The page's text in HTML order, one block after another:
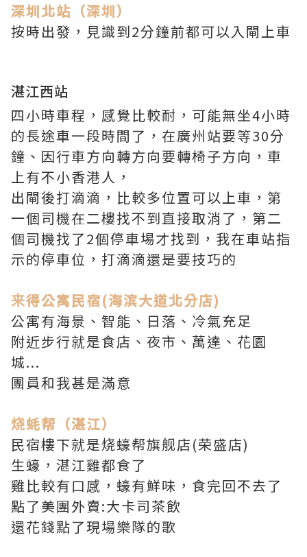
深圳北站（深圳）
按時出發，見識到2分鐘前都可以入閘上車
湛江西站
四小時車程，感覺比較耐，可能無坐4小時
的長途車一段時間了，在廣州站要等30分
鐘、因行車方向轉方向要轉椅子方向，車
上有不小香港人，
出閘後打滴滴，比較多位置可以上車，第
一個司機在二樓找不到直接取消了，第二
個司機找了2個停車埸才找到，我在車站指
示的停車位，打滴滴還是要技巧的
来得公寓民宿(海滨大道北分店)
公寓有海景、智能、日落、冷氣充足
附近步行就是食店、夜市、萬達、花園
城...
團員和我甚是滿意
烧蚝帮（湛江）
民宿樓下就是烧蠔帮旗舰店(荣盛店)
生蠔，湛江雞都食了
雞比較有口感，蠔有鮮味，食完回不去了
點了美團外賣:大卡司茶飲
還花錢點了現場樂隊的歌